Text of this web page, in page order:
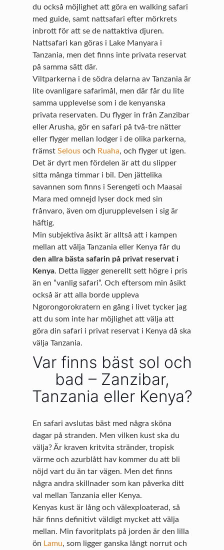
du också möjlighet att göra en walking safari
med guide, samt nattsafari efter mörkrets
inbrott för att se de nattaktiva djuren.
Nattsafari kan göras i Lake Manyara i
Tanzania, men det finns inte privata reservat
på samma sätt där.
Viltparkerna i de södra delarna av Tanzania är
lite ovanligare safarimål, men där får du lite
samma upplevelse som i de kenyanska
privata reservaten. Du flyger in från Zanzibar
eller Arusha, gör en safari på två-tre nätter
eller flyger mellan lodger i de olika parkerna,
främstSelous och Ruaha, och flyger ut igen.
Det är dyrt men fördelen är att du slipper
sitta många timmar i bil. Den jättelika
savannen som finns i Serengeti och Maasai
Mara med omnejd lyser dock med sin
frånvaro, även om djurupplevelsen i sig är
häftig.
Min subjektiva åsikt är alltså att i kampen
mellan att välja Tanzania eller Kenya får du
den allra bästa safarin på privat reservat i
Kenya. Detta ligger generellt sett högre i pris
än en ”vanlig safari”. Och eftersom min åsikt
också är att alla borde uppleva
Ngorongorokratern en gång i livet tycker jag
att du som inte har möjlighet att välja att
göra din safari i privat reservat i Kenya då ska
välja Tanzania.
Var finns bäst sol och
bad – Zanzibar,
Tanzania eller Kenya?
En safari avslutas bäst med några sköna
dagar på stranden. Men vilken kust ska du
välja? Är kraven kritvita stränder, tropisk
värme och azurblått hav kommer du att bli
nöjd vart du än tar vägen. Men det finns
några andra skillnader som kan påverka ditt
val mellan Tanzania eller Kenya.
Kenyas kust är lång och välexploaterad, så
här finns definitivt väldigt mycket att välja
mellan. Min favoritplats på jorden är den lilla
ön Lamu, som ligger ganska långt norrut och